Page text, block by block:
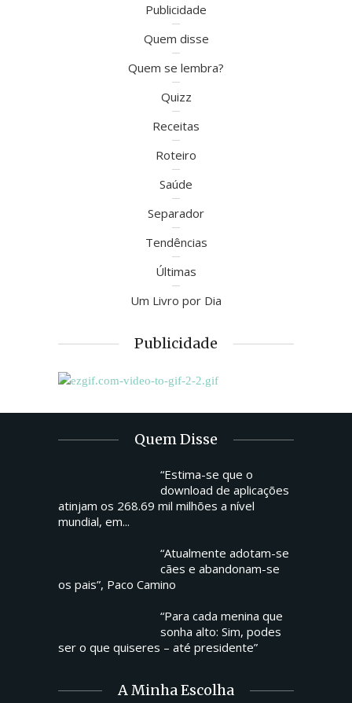
Publicidade
Quem disse
Quem se lembra?
Quizz
Receitas
Roteiro
Saúde
Separador
Tendências
Últimas
Um Livro por Dia
Publicidade
Quem Disse
“Estima-se que o
download de aplicações
atinjam os 268.69 mil milhões a nível
mundial, em...
“Atualmente adotam-se
cães e abandonam-se
os pais”, Paco Camino
“Para cada menina que
sonha alto: Sim, podes
ser o que quiseres – até presidente”
A Minha Escolha